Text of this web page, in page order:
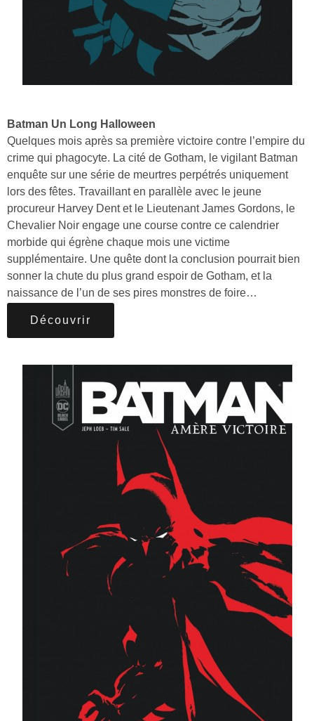
Batman Un Long Halloween
Quelques mois après sa première victoire contre l’empire du
crime qui phagocyte. La cité de Gotham, le vigilant Batman
enquête sur une série de meurtres perpétrés uniquement
lors des fêtes. Travaillant en parallèle avec le jeune
procureur Harvey Dent et le Lieutenant James Gordons, le
Chevalier Noir engage une course contre ce calendrier
morbide qui égrène chaque mois une victime
supplémentaire. Une quête dont la conclusion pourrait bien
sonner la chute du plus grand espoir de Gotham, et la
naissance de l’un de ses pires monstres de foire…
Découvrir